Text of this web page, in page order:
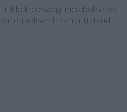
ti kilo kropsvægt metaboliseres
en voksen i normal tilstand.